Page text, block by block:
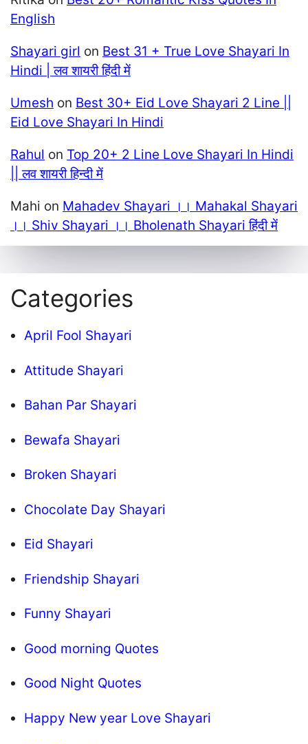
English
Shayari girl on Best 31 + True Love Shayari In
Hindi | लव शायरी हिंदी में
Umesh on Best 30+ Eid Love Shayari 2 Line ||
Eid Love Shayari In Hindi
Rahul on Top 20+ 2 Line Love Shayari In Hindi
|| लव शायरी हिन्दी में
Mahi on Mahadev Shayari ।। Mahakal Shayari
।। Shiv Shayari ।। Bholenath Shayari हिंदी में
Categories
April Fool Shayari
Attitude Shayari
Bahan Par Shayari
Bewafa Shayari
Broken Shayari
Chocolate Day Shayari
Eid Shayari
Friendship Shayari
Funny Shayari
Good morning Quotes
Good Night Quotes
Happy New year Love Shayari